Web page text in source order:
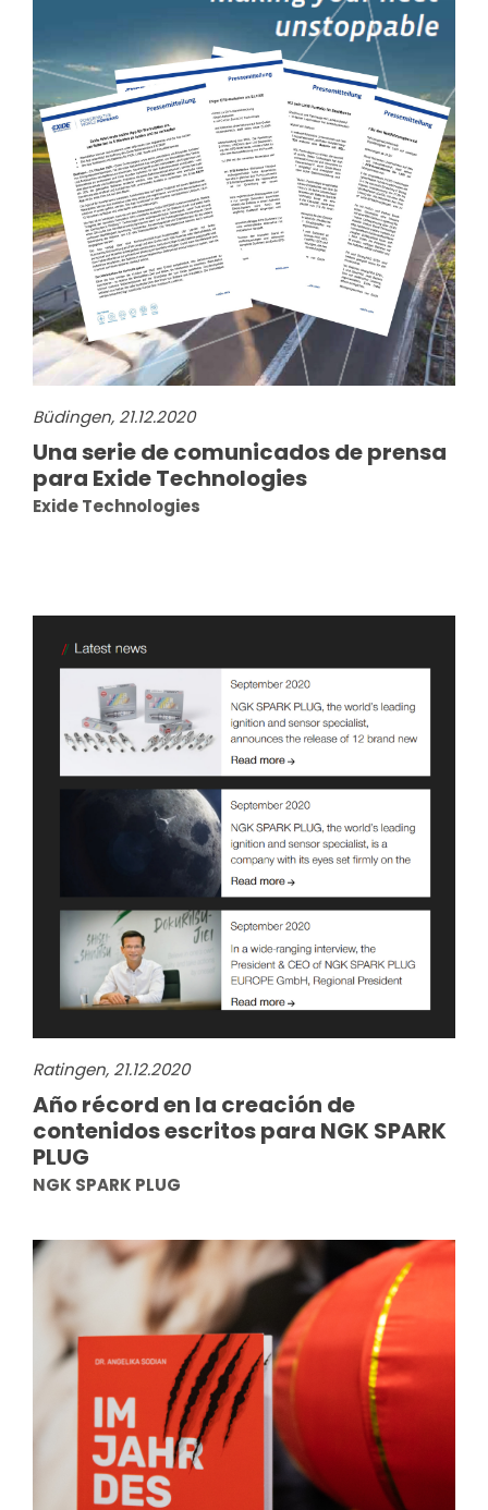
Büdingen, 21.12.2020
Una serie de comunicados de prensa
para Exide Technologies
Exide Technologies
Ratingen, 21.12.2020
Año récord en la creación de
contenidos escritos para NGK SPARK
PLUG
NGK SPARK PLUG